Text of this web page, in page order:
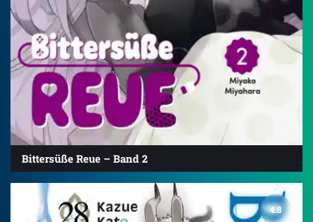
Bittersüße Reue – Band 2
4.8